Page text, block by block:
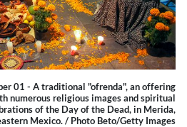
01 - A traditional "ofrenda", an offering
numerous religious images and spiritual
of the Day of the Dead, in Merida,
Mexico. / Photo Beto/Getty Images